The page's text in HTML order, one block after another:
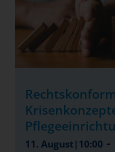
11. August|10:00 -